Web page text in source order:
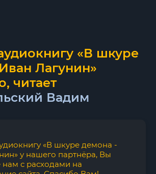
«В шкуре
Лагунин»
читает
Вадим
«В шкуре демона -
у нашего партнёра, Вы
нам с расходами на